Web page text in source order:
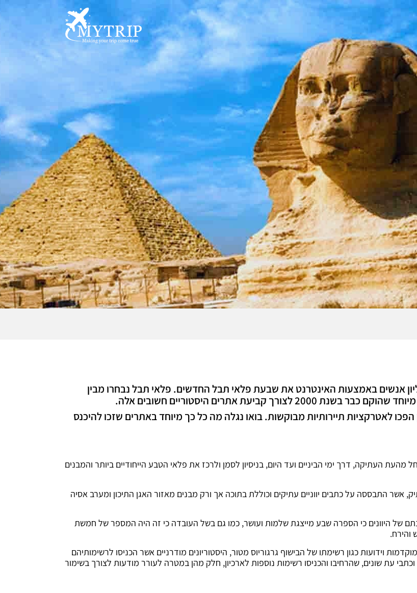
7.7.07, בחרו תשעים מיליון אנשים באמצעות האינטרנט את שבעת פלאי תבל החדשים. פלאי תבל נבחרו מבין
לאטרקציות תיירותיות מבוקשות. בואו נגלה מה כל כך מיוחד באתרים שזכו להיכנס
העתיקה, דרך ימי הביניים ועד היום, בניסיון לסמן ולרכז את פלאי הטבע הייחודיים ביותר והמבנים
התבססה על כתבים יווניים עתיקים וכוללת בתוכה אך ורק מבנים מאזור האגן התיכון ומערב אסיה
של היוונים כי הספרה שבע מייצגת שלמות ועושר, כמו גם בשל העובדה כי זה היה המספר של חמשת
והירח.
וידועות כגון רשימתו של הבישוף גרגוריוס מטור, היסטוריונים מודרניים אשר הכניסו לרשימותיהם
עת שונים, שהרחיבו והכניסו רשימות נוספות לארכיון, חלק מהן במטרה לעורר מודעות לצורך בשימור